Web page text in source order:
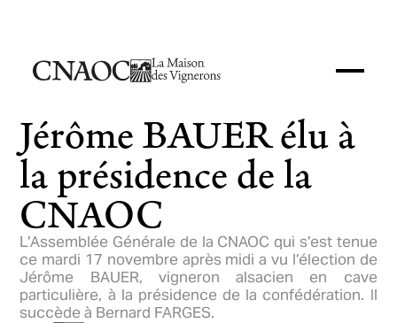
Jérôme BAUER élu à
la présidence de la
CNAOC
L’Assemblée Générale de la CNAOC qui s’est tenue
ce mardi 17 novembre après midi a vu l’élection de
Jérôme BAUER, vigneron alsacien en cave
particulière, à la présidence de la confédération. Il
succède à Bernard FARGES.